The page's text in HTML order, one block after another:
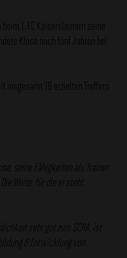
1. FC Kaiserslautern seine
Klose nach fünf Jahren bei
insgesamt 16 erzielten Treffern
seine Fähigkeiten als Trainer
Werte, für die er steht,
sehr gut zum SCRA, ist
& Entwicklung von